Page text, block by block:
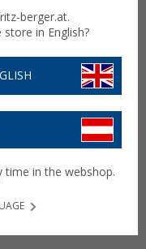
berger.at.
in English?
time in the webshop.